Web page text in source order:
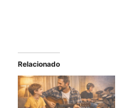
Relacionado